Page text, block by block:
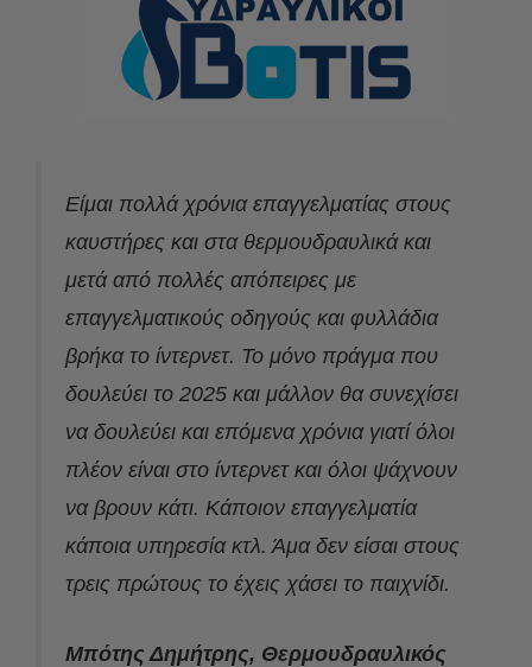
Είμαι πολλά χρόνια επαγγελματίας στους
καυστήρες και στα θερμουδραυλικά και
μετά από πολλές απόπειρες με
επαγγελματικούς οδηγούς και φυλλάδια
βρήκα το ίντερνετ. Το μόνο πράγμα που
δουλεύει το 2025 και μάλλον θα συνεχίσει
να δουλεύει και επόμενα χρόνια γιατί όλοι
πλέον είναι στο ίντερνετ και όλοι ψάχνουν
να βρουν κάτι. Κάποιον επαγγελματία
κάποια υπηρεσία κτλ. Άμα δεν είσαι στους
τρεις πρώτους το έχεις χάσει το παιχνίδι.
Μπότης Δημήτρης, Θερμουδραυλικός